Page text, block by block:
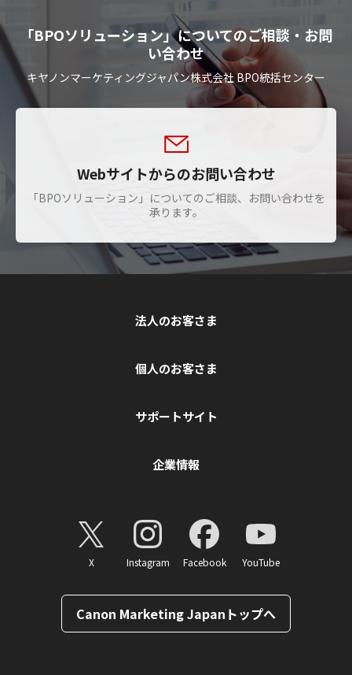
「BPOソリューション」についてのご相談・お問
い合わせ
キヤノンマーケティングジャパン株式会社 BPO統括センター
Webサイトからのお問い合わせ
「BPOソリューション」についてのご相談、お問い合わせを
承ります。
法人のお客さま
個人のお客さま
サポートサイト
企業情報
X Instagram Facebook YouTube
Canon Marketing Japanトップへ